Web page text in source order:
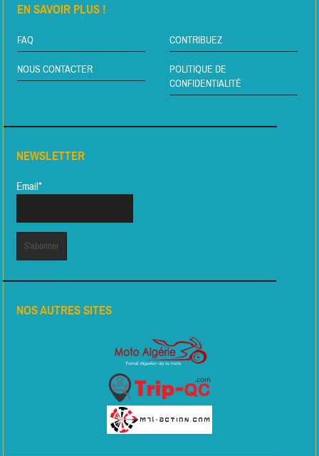
EN SAVOIR PLUS !
FAQ CONTRIBUEZ
NOUS CONTACTER
POLITIQUE DE
CONFIDENTIALITÉ
NEWSLETTER
Email*
NOS AUTRES SITES